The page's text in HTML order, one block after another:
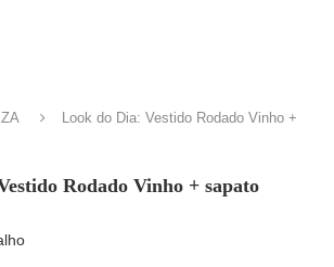
Look do Dia: Vestido Rodado Vinho +
Rodado Vinho + sapato